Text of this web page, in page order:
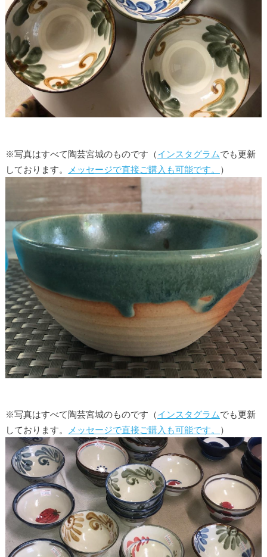
※写真はすべて陶芸宮城のものです（インスタグラムでも更新
しております。
メッセージで直接ご購入も可能です。 ）
※写真はすべて陶芸宮城のものです（インスタグラムでも更新
しております。
メッセージで直接ご購入も可能です。 ）